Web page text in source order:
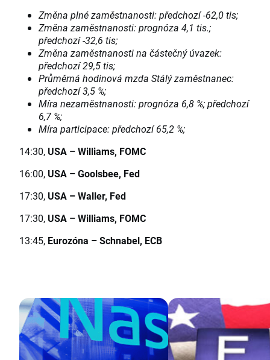
Změna plné zaměstnanosti: předchozí -62,0 tis;
Změna zaměstnanosti: prognóza 4,1 tis.;
předchozí -32,6 tis;
Změna zaměstnanosti na částečný úvazek:
předchozí 29,5 tis;
Průměrná hodinová mzda Stálý zaměstnanec:
předchozí 3,5 %;
Míra nezaměstnanosti: prognóza 6,8 %; předchozí
6,7 %;
Míra participace: předchozí 65,2 %;
14:30, USA –Williams, FOMC
16:00, USA –Goolsbee, Fed
17:30, USA –Waller, Fed
17:30, USA –Williams, FOMC
13:45, Eurozóna –Schnabel, ECB